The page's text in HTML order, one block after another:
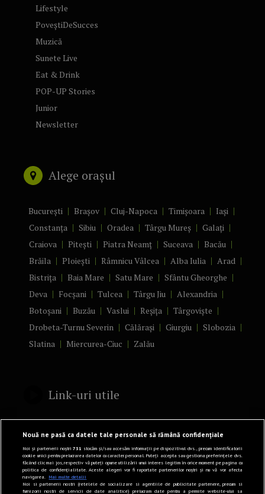
Lifestyle
PoveștiDeSucces
Muzică
Sunete Live
Eat & Drink
POP-UP Stories
Junior
Newsletter
Alege orașul
București Brașov Cluj-Napoca Timișoara
Iași
Constanța
Sibiu Oradea Târgu Mureș
Galați
Craiova
Pitești Piatra Neamț Suceava
Bacău
Brăila
Ploiești Râmnicu Vâlcea Alba Iulia
Arad
Bistrița
Baia Mare Satu Mare
Sfântu Gheorghe
Deva
Focșani Tulcea Târgu Jiu
Alexandria
Botoșani
Buzău Vaslui Reșița
Târgoviște
Drobeta-Turnu Severin
Călărași Giurgiu
Slobozia
Slatina
Miercurea-Ciuc Zalău
Link-uri utile
Politică de confidențialitate
Termeni și Condiții
Mediakit Zile si Nopti
Contact
Nouă ne pasă ca datele tale personale să rămână confidențiale
Noi și partenerii noștri731 stocăm și/sau accesăm informații pe dispozitivul dvs., precum identificatorii
cookie unici pentru prelucrarea datelor cu caracter personal. Puteți accepta sau gestiona preferințele dvs.
făcând clic mai jos, respectiv vă puteți opune utilizării unui interes legitim în orice moment pe pagina cu
politica de confidențialitate. Aceste alegeri vor fi raportate partenerilor noștri și nu vă vor afecta
navigarea. Mai multe detalii
Noi si partenerii nostri (retelele de socializare si agentiile de publicitate partenere, precum si
furnizorii nostri de servicii de date analitice) prelucram date pentru a permite website-ului sa